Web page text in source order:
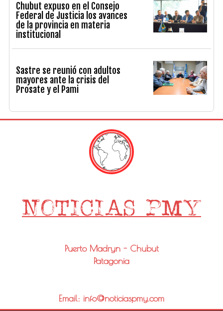
Chubut expuso en el Consejo
Federal de Justicia los avances
de la provincia en materia
institucional
Sastre se reunió con adultos
mayores ante la crisis del
Prosate y el Pami
Puerto Madryn - Chubut
Patagonia
Email: info@noticiaspmy.com